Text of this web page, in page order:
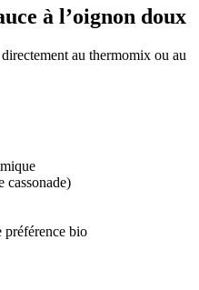
à l’oignon doux
au thermomix ou au
cassonade)
préférence bio